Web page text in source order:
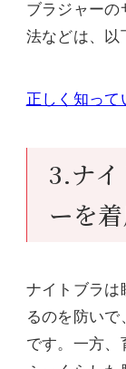
ブラジャーの
法などは、以
正しく知って
3.ナ
ーを
ナイトブラは
るのを防い
です。一方、